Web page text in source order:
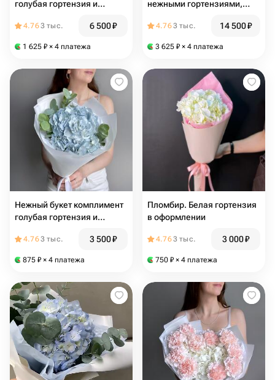
голубая гортензия и
4.763 тыс. 6 500₽
1 625 ₽ × 4 платежа
нежными гортензиями,
ажурной эустомой💕
4.763 тыс. 14 500₽
3 625 ₽ × 4 платежа
Нежный букет комплимент
голубая гортензия и
4.763 тыс. 3 500₽
875 ₽ × 4 платежа
Пломбир. Белая гортензия
в оформлении
4.763 тыс. 3 000₽
750 ₽ × 4 платежа